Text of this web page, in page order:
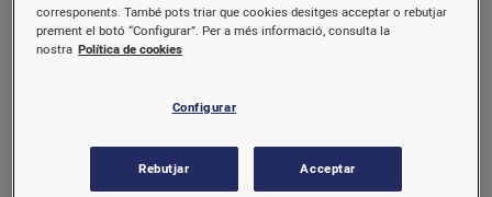
Nèctar de pinya i raïm Nèctar de taronja
corresponents. També pots triar que cookies desitges acceptar o rebutjar
prement el botó “Configurar”. Per a més informació, consulta la
nostra Política de cookies
Configurar
Rebutjar Acceptar